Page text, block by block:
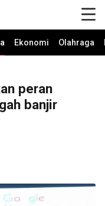
Ekonomi Olahraga
peran
banjir